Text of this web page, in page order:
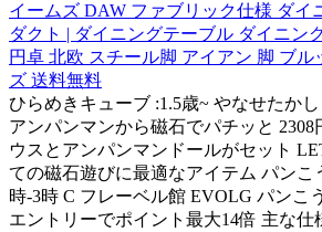
イームズ DAW ファブリック仕様 ダイ
ダクト | ダイニングテーブル ダイニン
円卓 北欧 スチール脚 アイアン 脚 ブル
ズ 送料無料
ひらめきキューブ :1.5歳~ やなせたか
アンパンマンから磁石でパチッと 2308
ウスとアンパンマンドールがセット
ての磁石遊びに最適なアイテム パンこ
時-3時 C フレーベル館 EVOLG パンこ
エントリーでポイント最大14倍 主な仕